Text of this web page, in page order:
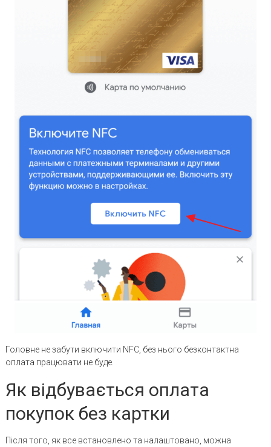
Головне не забути включити NFC, без нього безконтактна
оплата працювати не буде.
Як відбувається оплата
покупок без картки
Після того, як все встановлено та налаштовано, можна